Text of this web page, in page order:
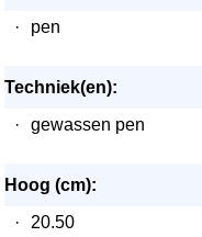
·
pen
Techniek(en):
·
gewassen pen
Hoog (cm):
·
20.50